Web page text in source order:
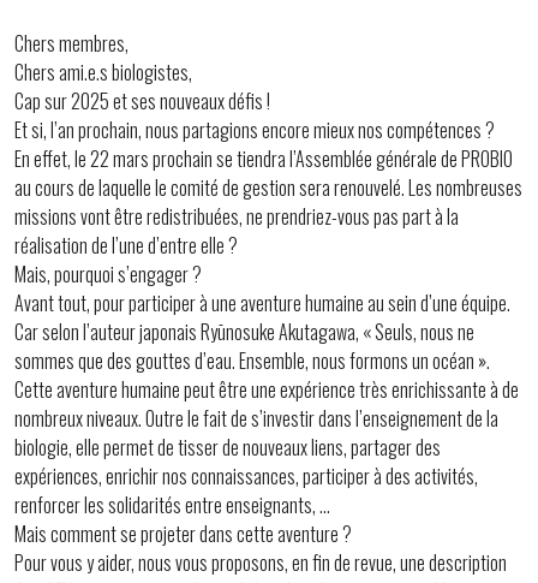
Chers membres,
Chers ami.e.s biologistes,
Cap sur 2025 et ses nouveaux défis !
Et si, l’an prochain, nous partagions encore mieux nos compétences ?
En effet, le 22 mars prochain se tiendra l’Assemblée générale de PROBIO
au cours de laquelle le comité de gestion sera renouvelé. Les nombreuses
missions vont être redistribuées, ne prendriez-vous pas part à la
réalisation de l’une d’entre elle ?
Mais, pourquoi s’engager ?
Avant tout, pour participer à une aventure humaine au sein d’une équipe.
Car selon l’auteur japonais Ryūnosuke Akutagawa, « Seuls, nous ne
sommes que des gouttes d’eau. Ensemble, nous formons un océan ».
Cette aventure humaine peut être une expérience très enrichissante à de
nombreux niveaux. Outre le fait de s’investir dans l’enseignement de la
biologie, elle permet de tisser de nouveaux liens, partager des
expériences, enrichir nos connaissances, participer à des activités,
renforcer les solidarités entre enseignants, …
Mais comment se projeter dans cette aventure ?
Pour vous y aider, nous vous proposons, en fin de revue, une description